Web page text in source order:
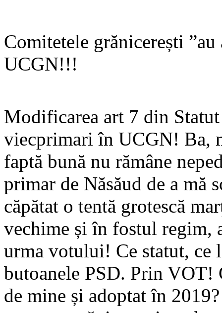
Comitetele grănicerești
UCGN!!!
Modificarea art 7 din
viecprimari în UCGN! Ba,
faptă bună nu rămâne
primar de Năsăud de a mă
căpătat o tentă grotescă
vechime și în fostul regim,
urma votului! Ce statut,
butoanele PSD. Prin VOT!
de mine și adoptat în